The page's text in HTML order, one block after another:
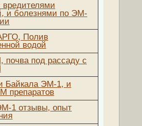
вредителями
и болезнями по ЭМ-
Полив
водой
почва под рассаду c
Байкала ЭМ-1, и
препаратов
1 отзывы, опыт